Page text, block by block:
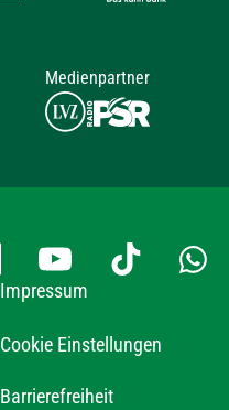
Medienpartner
Impressum
Cookie Einstellungen
Barrierefreiheit